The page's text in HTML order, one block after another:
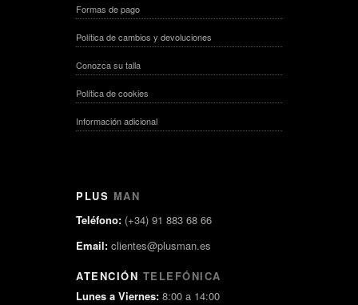
Formas de pago
Política de cambios y devoluciones
Conozca su talla
Política de cookies
Información adicional
PLUS MAN
Teléfono: (+34) 91 883 68 66
Email: clientes@plusman.es
ATENCIÓN TELEFÓNICA
Lunes a Viernes: 8:00 a 14:00